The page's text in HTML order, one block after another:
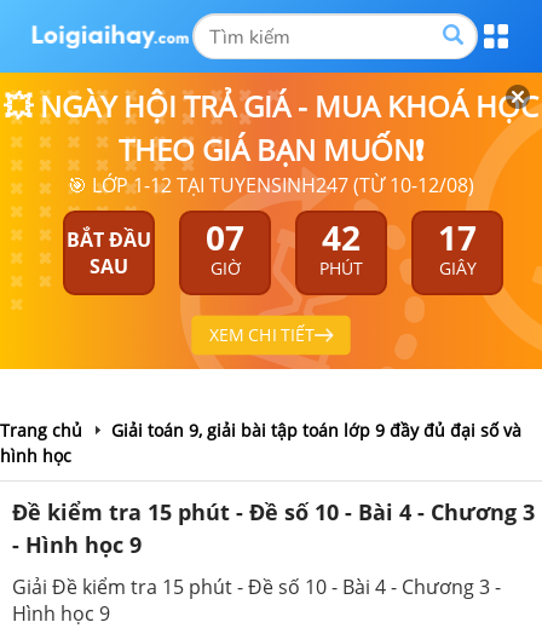
💥 NGÀY HỘI TRẢ GIÁ - MUA KHOÁ HỌC
THEO GIÁ BẠN MUỐN❗
🎯 LỚP 1-12 TẠI TUYENSINH247 (TỪ 10-12/08)
BẮT ĐẦU
SAU
07
GIỜ
42
PHÚT
17
GIÂY
XEM CHI TIẾT
Trang chủ
Giải toán 9, giải bài tập toán lớp 9 đầy đủ đại số và
hình học
Đề kiểm tra 15 phút - Đề số 10 - Bài 4 - Chương 3
- Hình học 9
Giải Đề kiểm tra 15 phút - Đề số 10 - Bài 4 - Chương 3 -
Hình học 9